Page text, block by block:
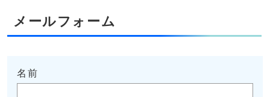
メールフォーム
名前